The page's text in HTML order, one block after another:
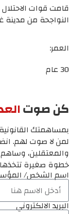
قامت قوات
النواجحة من مدينة
العمر:
30 عام
كن صوت
بمساهمتك
لمن لا صوت لهم.
والمعتقلين،
خطوة صغيرة تتخذها
اسم الشخص/
البريد الالكتروني